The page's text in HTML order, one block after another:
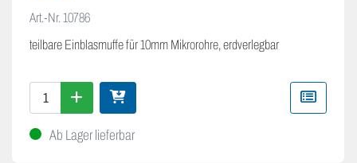
Art.-Nr.10786
teilbare Einblasmuffe für 10mm Mikrorohre, erdverlegbar
Ab Lager lieferbar